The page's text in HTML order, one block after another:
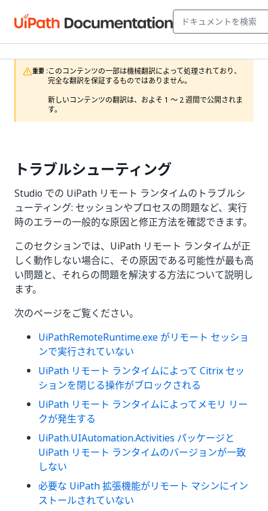
重要 :このコンテンツの一部は機械翻訳によって処理されており、
完全な翻訳を保証するものではありません。
新しいコンテンツの翻訳は、およそ 1 ～ 2 週間で公開されま
す。
トラブルシューティング
Studio での UiPath リモート ランタイムのトラブルシ
ューティング: セッションやプロセスの問題など、実行
時のエラーの一般的な原因と修正方法を確認できます。
このセクションでは、UiPath リモート ランタイムが正
しく動作しない場合に、その原因である可能性が最も高
い問題と、それらの問題を解決する方法について説明し
ます。
次のページをご覧ください。
UiPathRemoteRuntime.exe がリモート セッショ
ンで実行されていない
UiPath リモート ランタイムによって Citrix セッ
ションを閉じる操作がブロックされる
UiPath リモート ランタイムによってメモリ リー
クが発生する
UiPath.UIAutomation.Activities パッケージと
UiPath リモート ランタイムのバージョンが一致
しない
必要な UiPath 拡張機能がリモート マシンにイン
ストールされていない